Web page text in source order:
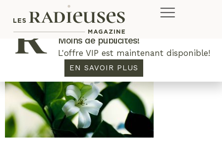
Plus de concours. Plus de rabais.
Moins de publicités!
L'offre VIP est maintenant disponible!
EN SAVOIR PLUS